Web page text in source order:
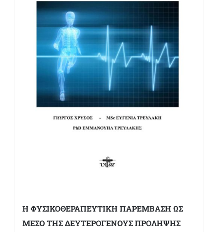
Η ΦΥΣΙΚΟΘΕΡΑΠΕΥΤΙΚΗ ΠΑΡΕΜΒΑΣΗ ΩΣ
ΜΕΣΟ ΤΗΣ ΔΕΥΤΕΡΟΓΕΝΟΥΣ ΠΡΟΛΗΨΗΣ